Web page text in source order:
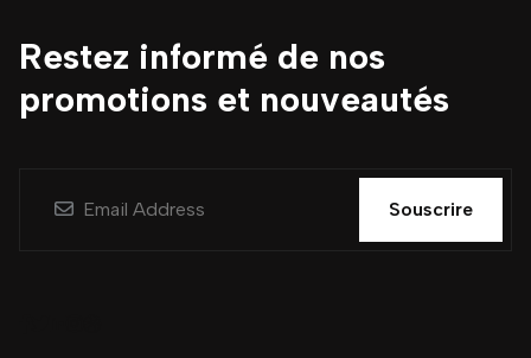
Restez informé de nos
promotions et nouveautés
Souscrire